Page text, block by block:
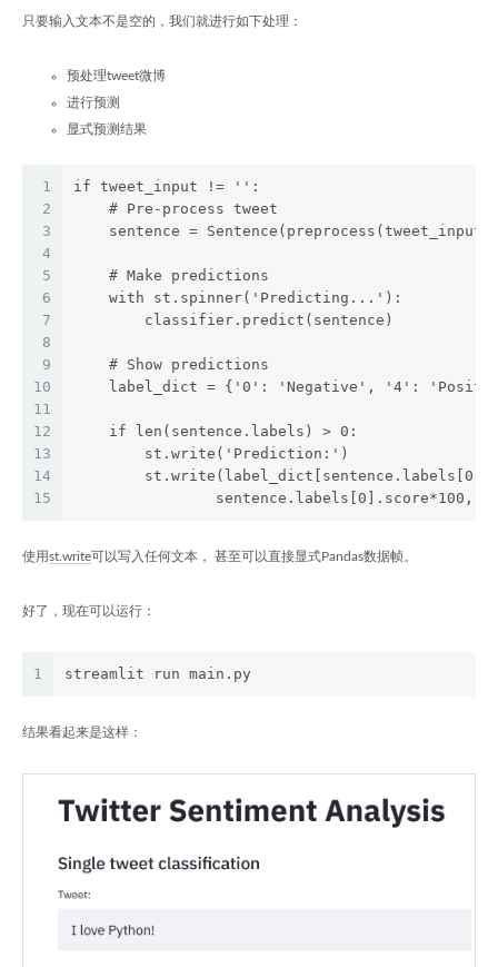
只要输入文本不是空的，我们就进行如下处理：
预处理tweet微博
进行预测
显式预测结果
1
2
3
4
5
6
7
8
9
10
11
12
13
14
15
if tweet_input != '':
    # Pre-process tweet
sentence =
    # Make predictions
    with st.spinner('Predicting...'):
        classifier.predict(sentence)
    # Show predictions
label_dict = {'0': 'Negative', '4':
    if len(sentence.labels) > 0:
        st.write('Prediction:')
sentence.labels[0].score*100,
使用st.write可以写入任何文本， 甚至可以直接显式Pandas数据帧。
好了，现在可以运行：
1 streamlit run main.py
结果看起来是这样：